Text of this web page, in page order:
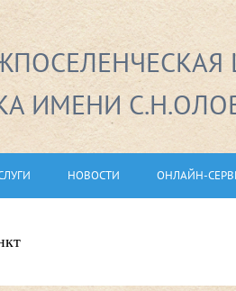
ИМЕНИ
НОВОСТИ ОНЛАЙН-